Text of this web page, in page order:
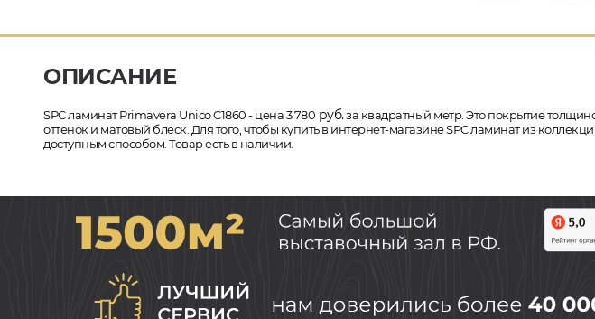
ОПИСАНИЕ
SPC ламинат Primavera Unico C1860 - цена 3 780 руб.за квадратный метр. Это покрытие
оттенок и матовый блеск. Для того, чтобы купить в интернет-магазине SPC ламинат из
доступным способом. Товар есть в наличии.